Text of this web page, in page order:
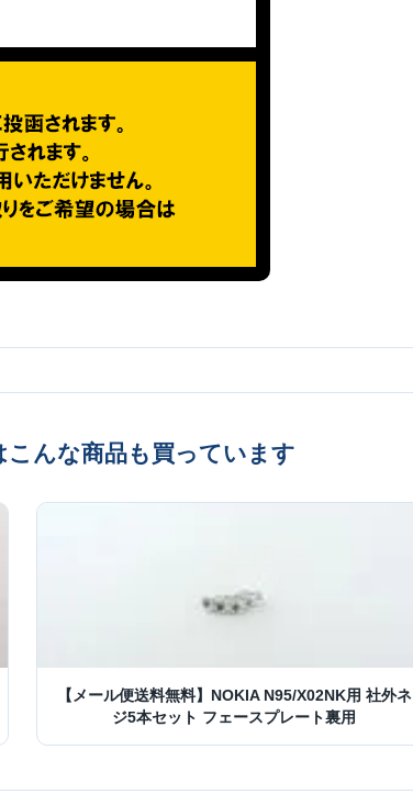
こんな商品も買っています
【メール便送料無料】NOKIA N95/X02NK用 社外ネ
ジ5本セット フェースプレート裏用